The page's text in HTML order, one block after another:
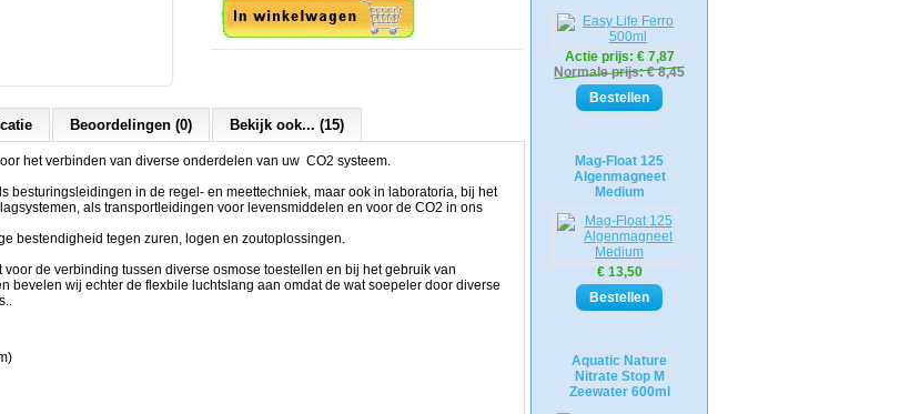
Actie prijs: € 7,87
Normale prijs: € 8,45
Mag-Float 125
Algenmagneet
Medium
€ 13,50
Aquatic Nature
Nitrate Stop M
Zeewater 600ml
Beoordelingen (0) Bekijk ook... (15)
het verbinden van diverse onderdelen van uw CO2 systeem.
besturingsleidingen in de regel- en meettechniek, maar ook in laboratoria, bij het
als transportleidingen voor levensmiddelen en voor de CO2 in ons
bestendigheid tegen zuren, logen en zoutoplossingen.
voor de verbinding tussen diverse osmose toestellen en bij het gebruik van
bevelen wij echter de flexbile luchtslang aan omdat de wat soepeler door diverse